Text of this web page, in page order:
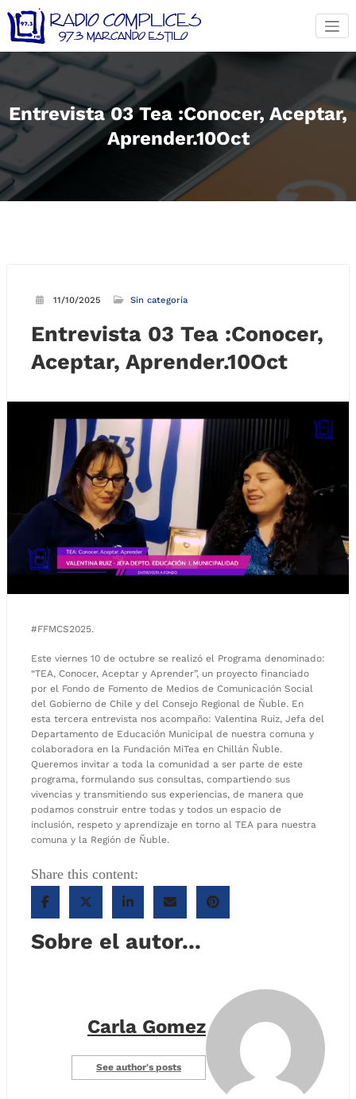
contenido
Entrevista 03 Tea :Conocer, Aceptar,
Aprender.10Oct
11/10/2025 Sin categoría
Entrevista 03 Tea :Conocer,
Aceptar, Aprender.10Oct
#FFMCS2025.
Este viernes 10 de octubre se realizó el Programa denominado:
“TEA, Conocer, Aceptar y Aprender”, un proyecto financiado
por el Fondo de Fomento de Medios de Comunicación Social
del Gobierno de Chile y del Consejo Regional de Ñuble. En
esta tercera entrevista nos acompaño: Valentina Ruiz, Jefa del
Departamento de Educación Municipal de nuestra comuna y
colaboradora en la Fundación MiTea en Chillán Ñuble.
Queremos invitar a toda la comunidad a ser parte de este
programa, formulando sus consultas, compartiendo sus
vivencias y transmitiendo sus experiencias, de manera que
podamos construir entre todas y todos un espacio de
inclusión, respeto y aprendizaje en torno al TEA para nuestra
comuna y la Región de Ñuble.
Share this content:
Sobre el autor...
Carla Gomez
See author's posts